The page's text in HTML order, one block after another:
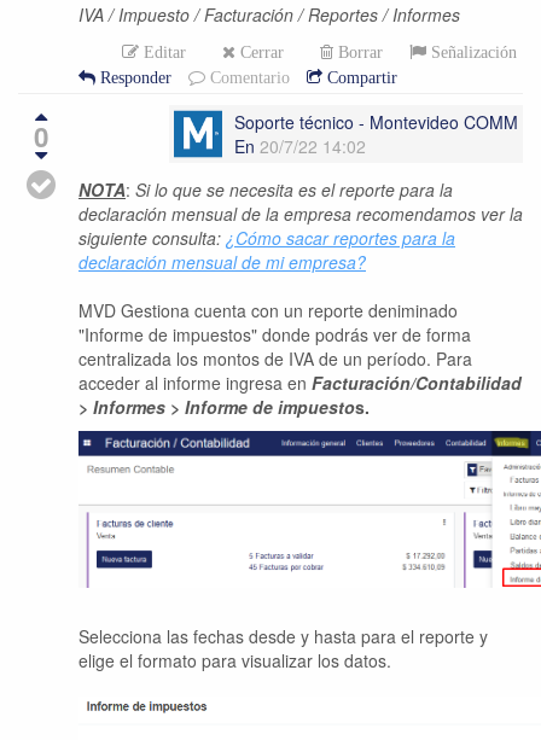
IVA / Impuesto / Facturación / Reportes / Informes
Editar Cerrar Borrar
Señalización
Responder
Comentario Compartir
0
Soporte técnico - Montevideo COMM
En 20/7/22 14:02
NOTA: Si lo que se necesita es el reporte para la
declaración mensual de la empresa recomendamos ver la
siguiente consulta: ¿Cómo sacar reportes para la
declaración mensual de mi empresa?
MVD Gestiona cuenta con un reporte deniminado
"Informe de impuestos" donde podrás ver de forma
centralizada los montos de IVA de un período. Para
acceder al informe ingresa en Facturación/Contabilidad
> Informes > Informe de impuestos.
Selecciona las fechas desde y hasta para el reporte y
elige el formato para visualizar los datos.